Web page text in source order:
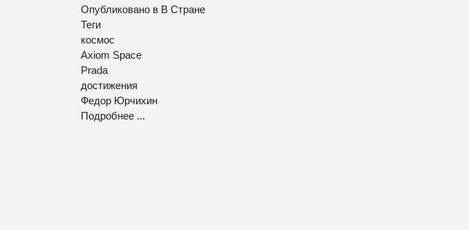
Опубликовано в В Стране
Теги
космос
Axiom Space
Prada
достижения
Федор Юрчихин
Подробнее ...